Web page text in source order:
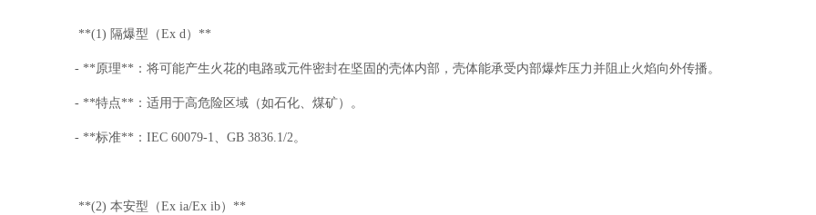
**(1) 隔爆型（Ex d）**
- **原理**：将可能产生火花的电路或元件密封在坚固的壳体内部，壳体能承受内部爆炸压力并阻止火焰向外传播。
- **特点**：适用于高危险区域（如石化、煤矿）。
- **标准**：IEC 60079-1、GB 3836.1/2。
**(2) 本安型（Ex ia/Ex ib）**